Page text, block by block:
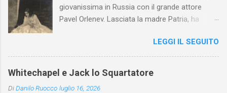
giovanissima in Russia con il grande attore
Pavel Orlenev. Lasciata la madre Patria, ha
l'arte della Pavlova ha raggiunto la piena
maturità ed è stata in grado di rinnovare
profondamente l'attardato mondo teatrale
LEGGI IL SEGUITO
Whitechapel e Jack lo Squartatore
DiDanilo Ruocco luglio 16, 2026